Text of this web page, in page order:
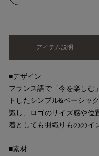
アイテム説明
■デザイン
フランス語で「今を楽し
トしたシンプル&ベーシッ
識し、ロゴのサイズ感や位
着としても羽織りもののイ
■素材